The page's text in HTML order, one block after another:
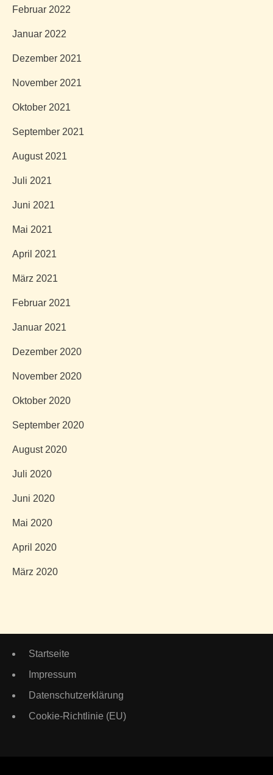
Februar 2022
Januar 2022
Dezember 2021
November 2021
Oktober 2021
September 2021
August 2021
Juli 2021
Juni 2021
Mai 2021
April 2021
März 2021
Februar 2021
Januar 2021
Dezember 2020
November 2020
Oktober 2020
September 2020
August 2020
Juli 2020
Juni 2020
Mai 2020
April 2020
März 2020
Startseite
Impressum
Datenschutzerklärung
Cookie-Richtlinie (EU)